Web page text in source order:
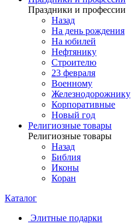
Праздники и профессии
Назад
На день рождения
На юбилей
Нефтянику
Строителю
23 февраля
Военному
Железнодорожнику
Корпоративные
Новый год
Религиозные товары
Религиозные товары
Назад
Библия
Иконы
Коран
Каталог
Элитные подарки